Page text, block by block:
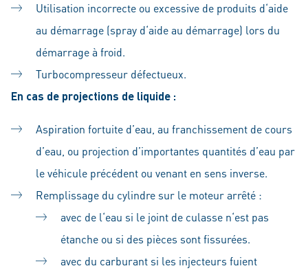
Utilisation incorrecte ou excessive de produits d‘aide
au démarrage (spray d‘aide au démarrage) lors du
démarrage à froid.
Turbocompresseur défectueux.
En cas de projections de liquide :
Aspiration fortuite d’eau, au franchissement de cours
d’eau, ou projection d’importantes quantités d’eau par
le véhicule précédent ou venant en sens inverse.
Remplissage du cylindre sur le moteur arrêté :
avec de l‘eau si le joint de culasse n‘est pas
étanche ou si des pièces sont fissurées.
avec du carburant si les injecteurs fuient